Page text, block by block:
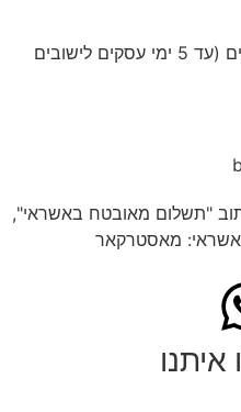
משלוח עם שליח עד 3 ימי עסקים (עד 5 ימי עסקים לישובים
איתנו